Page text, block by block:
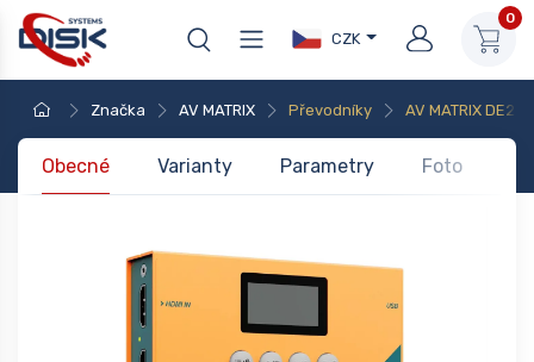
CZK
0
Značka AV MATRIX Převodníky AV MATRIX
Obecné Varianty Parametry Foto